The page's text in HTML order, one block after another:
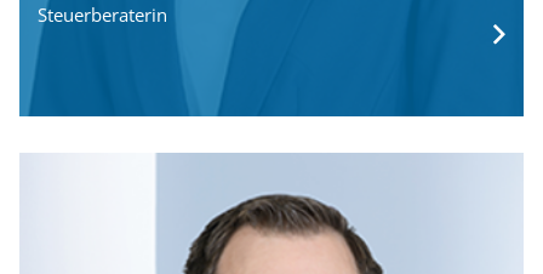
Steuerberaterin